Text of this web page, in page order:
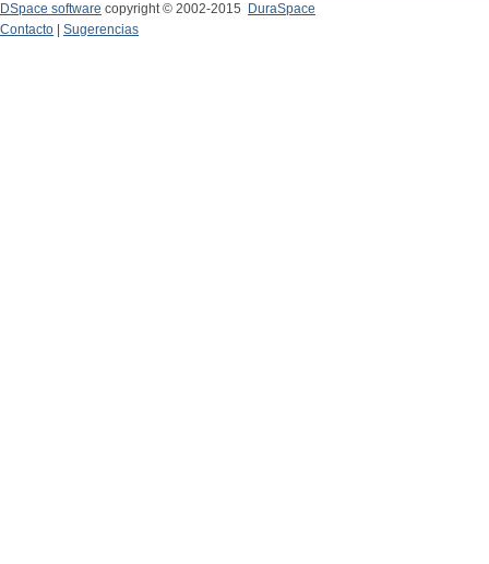
DSpace software copyright © 2002-2015
DuraSpace
Contacto
Sugerencias